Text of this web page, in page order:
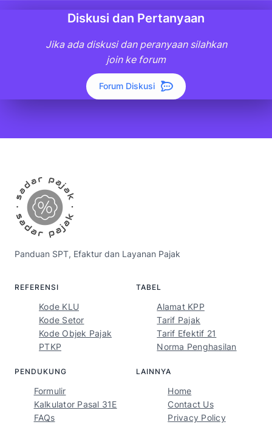
Diskusi dan Pertanyaan
Jika ada diskusi dan peranyaan silahkan
join ke forum
Forum Diskusi
Panduan SPT, Efaktur dan Layanan Pajak
REFERENSI
Kode KLU
Kode Setor
Kode Objek Pajak
PTKP
TABEL
Alamat KPP
Tarif Pajak
Tarif Efektif 21
Norma Penghasilan
PENDUKUNG
Formulir
Kalkulator Pasal 31E
FAQs
LAINNYA
Home
Contact Us
Privacy Policy